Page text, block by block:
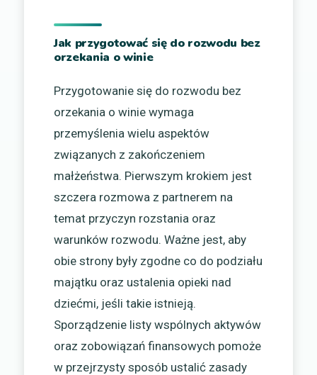
Jak przygotować się do rozwodu bez
orzekania o winie
Przygotowanie się do rozwodu bez
orzekania o winie wymaga
przemyślenia wielu aspektów
związanych z zakończeniem
małżeństwa. Pierwszym krokiem jest
szczera rozmowa z partnerem na
temat przyczyn rozstania oraz
warunków rozwodu. Ważne jest, aby
obie strony były zgodne co do podziału
majątku oraz ustalenia opieki nad
dziećmi, jeśli takie istnieją.
Sporządzenie listy wspólnych aktywów
oraz zobowiązań finansowych pomoże
w przejrzysty sposób ustalić zasady